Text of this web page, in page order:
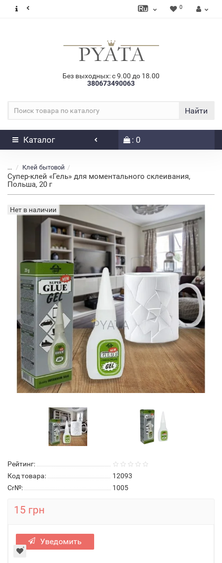
0
Без выходных: с 9.00 до 18.00
380673490063
Найти
Каталог : 0
... Клей бытовой
Супер-клей «Гель» для моментального склеивания,
Польша, 20 г
Нет в наличии
Рейтинг:
Код товара:
12093
Cr№:
1005
15 грн
Уведомить